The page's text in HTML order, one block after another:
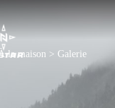
la maison > Galerie